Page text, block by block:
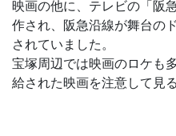
映画の他に、テレビの「阪
作され、阪急沿線が舞台の
されていました。
宝塚周辺では映画のロケも
給された映画を注意して見